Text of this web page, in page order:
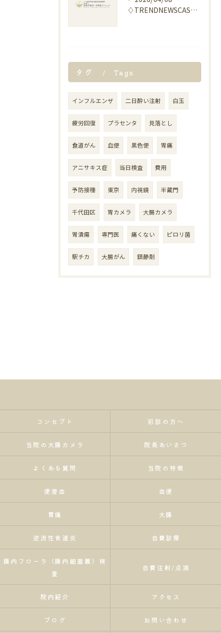
♢TRENDNEWSCASTERに取材協力しました♢
タグ Tags
インフルエンザ 二日酔い注射 白玉
疲労回復 プラセンタ 見落とし
食道がん 血便 黒色便 胃痛
アニサキス症 当日検査 費用
予防接種 東京 内視鏡 半蔵門
千代田区 胃カメラ 大腸カメラ
胃潰瘍 専門医 痛くない ピロリ菌
駅チカ 大腸がん 鎮静剤
コンセプト 初診の方へ
当院の大腸カメラ 院長あいさつ
よくある質問 当院の特徴
便潜血 血便
胃痛 大腸
逆流性食道炎 自費診療
腸内フローラ（腸内細菌叢）検
査
自費注射/点滴
院内紹介 アクセス
ブログ お問い合わせ